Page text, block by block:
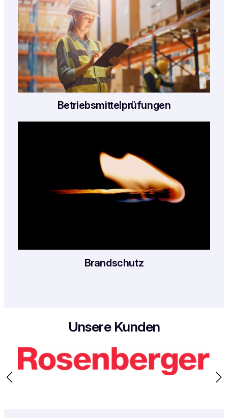
Betriebsmittelprüfungen
Brandschutz
Unsere Kunden